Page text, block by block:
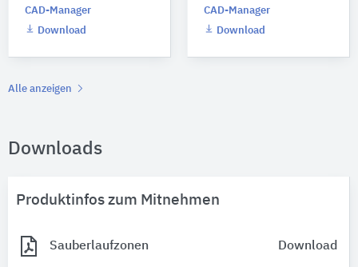
CAD-Manager
Download
CAD-Manager
Download
Alle anzeigen
Downloads
Produktinfos zum Mitnehmen
Sauberlaufzonen Download